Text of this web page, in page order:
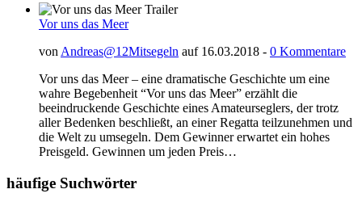
Vor uns das Meer
von Andreas@12Mitsegeln auf 16.03.2018 - 0 Kommentare
Vor uns das Meer – eine dramatische Geschichte um eine
wahre Begebenheit “Vor uns das Meer” erzählt die
beeindruckende Geschichte eines Amateurseglers, der trotz
aller Bedenken beschließt, an einer Regatta teilzunehmen und
die Welt zu umsegeln. Dem Gewinner erwartet ein hohes
Preisgeld. Gewinnen um jeden Preis…
häufige Suchwörter